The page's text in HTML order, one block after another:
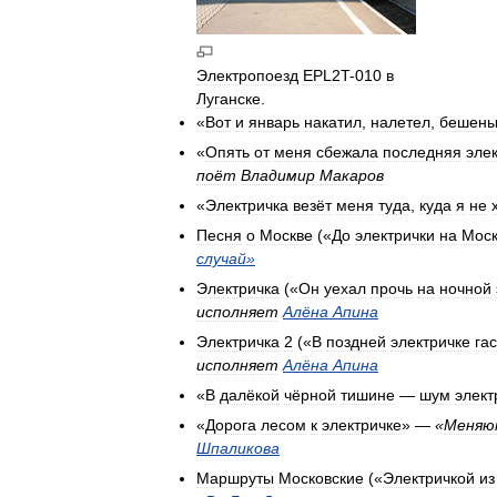
Электропоезд EPL2T-010 в
Луганске.
«Вот и январь накатил, налетел,
«Опять от меня сбежала последняя
поёт Владимир Макаров
«Электричка везёт меня туда, куда я не
Песня о Москве («До электрички на
случай»
Электричка («Он уехал прочь на ночной
исполняет Алёна Апина
Электричка 2 («В поздней электричке
исполняет Алёна Апина
«В далёкой чёрной тишине — шум
«Дорога лесом к электричке» — «
Шпаликова
Маршруты Московские («Электричкой из